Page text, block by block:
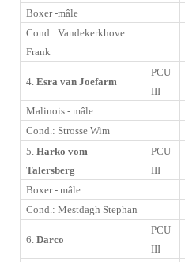
Boxer -mâle
Cond.: Vandekerkhove
Frank
4.Esra van Joefarm
PCU
III
Malinois - mâle
Cond.: Strosse Wim
5.Harko vom
Talersberg
PCU
III
Boxer - mâle
Cond.: Mestdagh Stephan
6.Darco
PCU
III